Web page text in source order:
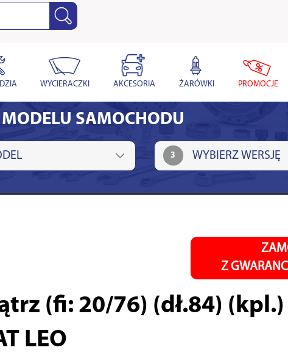
WYCIERACZKI AKCESORIA ŻARÓWKI PROMOCJE
SAMOCHODU
3
Z
(fi: 20/76) (dł.84) (kpl.)
LEO